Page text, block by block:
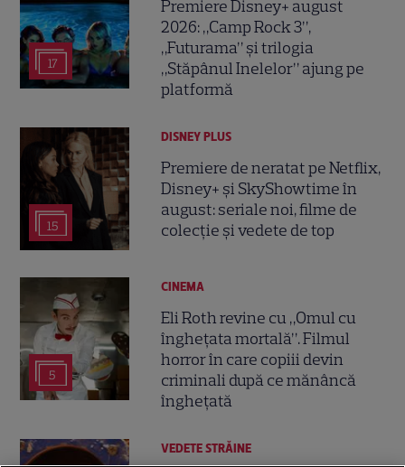
17
Premiere Disney+ august
2026: „Camp Rock 3”,
„Futurama” și trilogia
„Stăpânul Inelelor” ajung pe
platformă
15
DISNEY PLUS
Premiere de neratat pe Netflix,
Disney+ și SkyShowtime în
august: seriale noi, filme de
colecție și vedete de top
5
CINEMA
Eli Roth revine cu „Omul cu
înghețata mortală”. Filmul
horror în care copiii devin
criminali după ce mănâncă
înghețată
VEDETE STRĂINE